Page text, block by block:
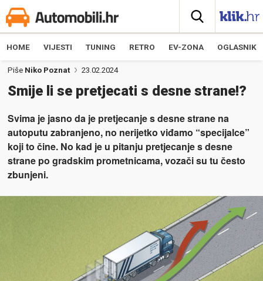
HOME VIJESTI TUNING RETRO EV-ZONA OGLASNIK
Piše Niko Poznat 23.02.2024
Smije li se pretjecati s desne strane!?
Svima je jasno da je pretjecanje s desne strane na
autoputu zabranjeno, no nerijetko viđamo “specijalce”
koji to čine. No kad je u pitanju pretjecanje s desne
strane po gradskim prometnicama, vozači su tu često
zbunjeni.